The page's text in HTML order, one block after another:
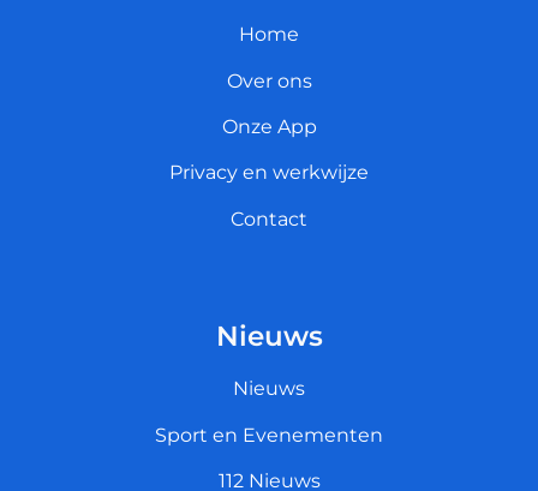
Home
Over ons
Onze App
Privacy en werkwijze
Contact
Nieuws
Nieuws
Sport en Evenementen
112 Nieuws